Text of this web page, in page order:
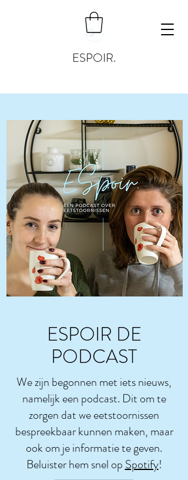
ESPOIR.
ESPOIR DE
PODCAST
We zijn begonnen met iets nieuws,
namelijk een podcast. Dit om te
zorgen dat we eetstoornissen
bespreekbaar kunnen maken, maar
ook om je informatie te geven.
Beluister hem snel opSpotify!